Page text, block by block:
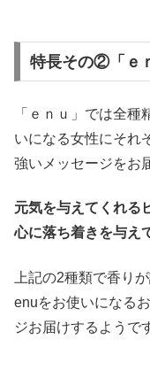
特長その②「ｅ
「ｅｎｕ」では全
いになる女性にそれ
強いメッセージをお
元気を与えてくれる
心に落ち着きを与え
上記の2種類で香り
enuをお使いになる
ジお届けするようで